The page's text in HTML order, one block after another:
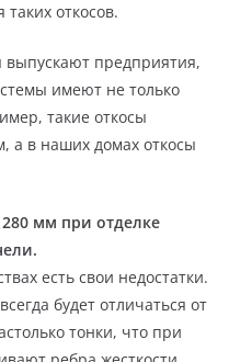
откосов.
предприятия,
имеют не только
такие откосы
а в наших домах откосы
мм при отделке
есть свои недостатки.
будет отличаться от
тонки, что при